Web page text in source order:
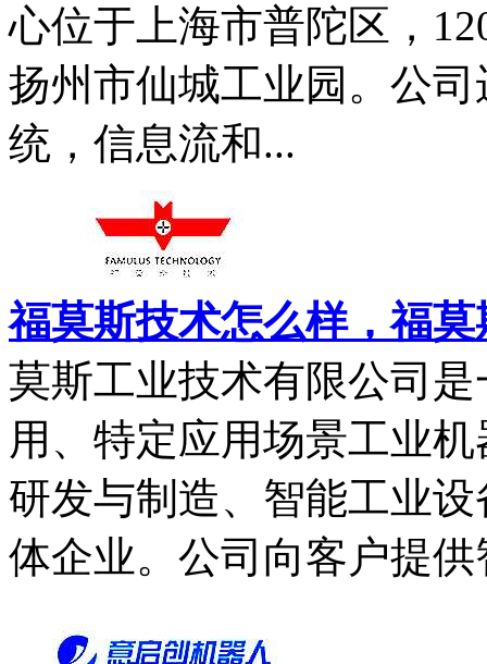
心位于上海市普陀区，
扬州市仙城工业园。公
统，信息流和...
福莫斯技术怎么样，福
莫斯工业技术有限公司
用、特定应用场景工业
研发与制造、智能工业
体企业。公司向客户提供